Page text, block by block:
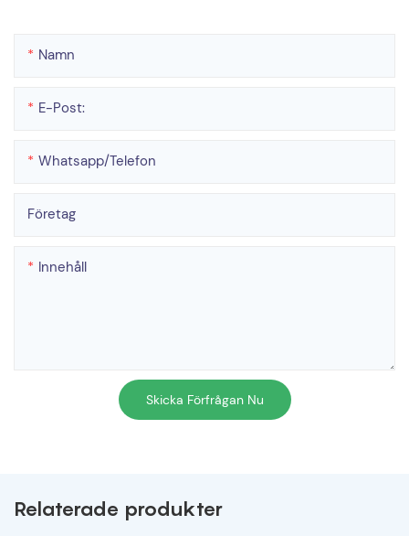
Namn
E-Post:
Whatsapp/telefon
Företag
Innehåll
Skicka Förfrågan Nu
Relaterade produkter